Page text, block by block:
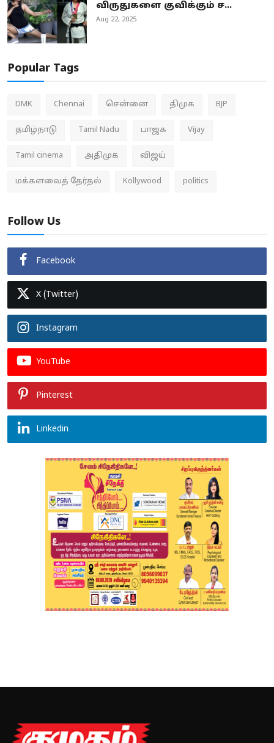
விருதுகளை குவிக்கும் ச...
Aug 22, 2025
Popular Tags
DMK Chennai சென்னை திமுக BJP
தமிழ்நாடு Tamil Nadu பாஜக Vijay
Tamil cinema அதிமுக விஜய்
மக்களவைத் தேர்தல் Kollywood politics
Follow Us
Facebook
X (Twitter)
Instagram
YouTube
Pinterest
Linkedin